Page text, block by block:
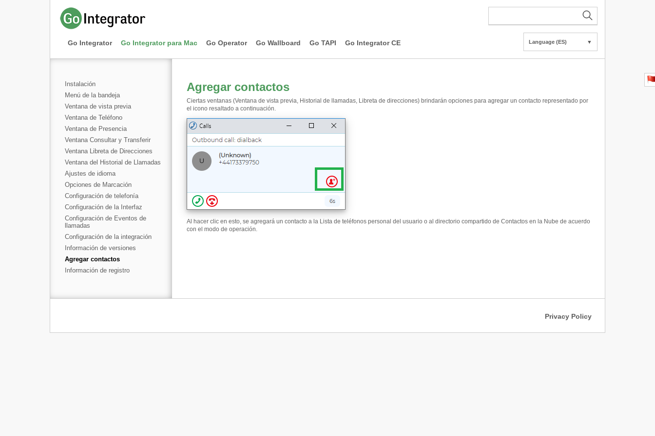
Go Integrator Go Integrator para Mac Go Operator Go Wallboard Go TAPI Go Integrator CE Language (ES) ▼
Instalación
Menú de la bandeja
Ventana de vista previa
Ventana de Teléfono
Ventana de Presencia
Ventana Consultar y Transferir
Ventana Libreta de Direcciones
Ventana del Historial de Llamadas
Ajustes de idioma
Opciones de Marcación
Configuración de telefonía
Configuración de la Interfaz
Configuración de Eventos de
llamadas
Configuración de la integración
Información de versiones
Agregar contactos
Información de registro
Agregar contactos
Ciertas ventanas (Ventana de vista previa, Historial de llamadas, Libreta de direcciones) brindarán opciones para agregar un contacto representado por
el icono resaltado a continuación.
Al hacer clic en esto, se agregará un contacto a la Lista de teléfonos personal del usuario o al directorio compartido de Contactos en la Nube de acuerdo
con el modo de operación.
Privacy Policy